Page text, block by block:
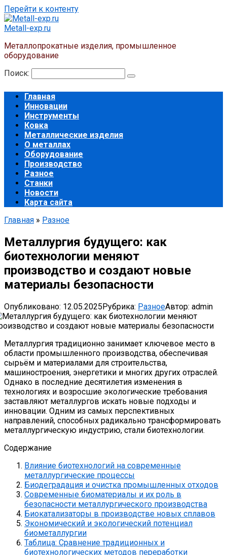
Перейти к контенту
Metall-exp.ru
Металлопрокатные изделия, промышленное
оборудование
Поиск:
Главная
Инновации
Инструменты
Ковка
Металлические изделия
О металлах
Оборудование
Производство
Разное
Станки
Новости
Карта сайта
Главная » Разное
Металлургия будущего: как
биотехнологии меняют
производство и создают новые
материалы безопасности
Опубликовано: 12.05.2025Рубрика: РазноеАвтор: admin
Металлургия традиционно занимает ключевое место в
области промышленного производства, обеспечивая
сырьём и материалами для строительства,
машиностроения, энергетики и многих других отраслей.
Однако в последние десятилетия изменения в
технологиях и возросшие экологические требования
заставляют металлургов искать новые подходы и
инновации. Одним из самых перспективных
направлений, способных радикально трансформировать
металлургическую индустрию, стали биотехнологии.
Содержание
Влияние биотехнологий на современные
металлургические процессы
Биодеградация и очистка промышленных отходов
Современные биоматериалы и их роль в
безопасности металлургического производства
Биокатализаторы в производстве новых сплавов
Экономический и экологический потенциал
биометаллургии
Таблица: Сравнение традиционных и
биотехнологических методов переработки